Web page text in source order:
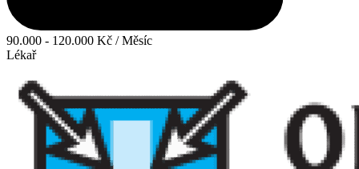
90.000 - 120.000 Kč / Měsíc
Lékař